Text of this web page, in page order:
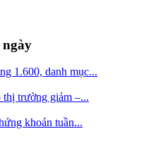
1.600, danh mục...
trường giảm –...
khoán tuần...